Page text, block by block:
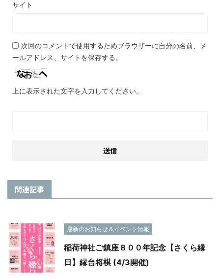
サイト
次回のコメントで使用するためブラウザーに自分の名前、メ
ールアドレス、サイトを保存する。
上に表示された文字を入力してください。
関連記事
最新のお知らせ＆イベント情報
稲荷神社ご鎮座８００年記念【さくら縁
日】縁台将棋 (4/3開催)